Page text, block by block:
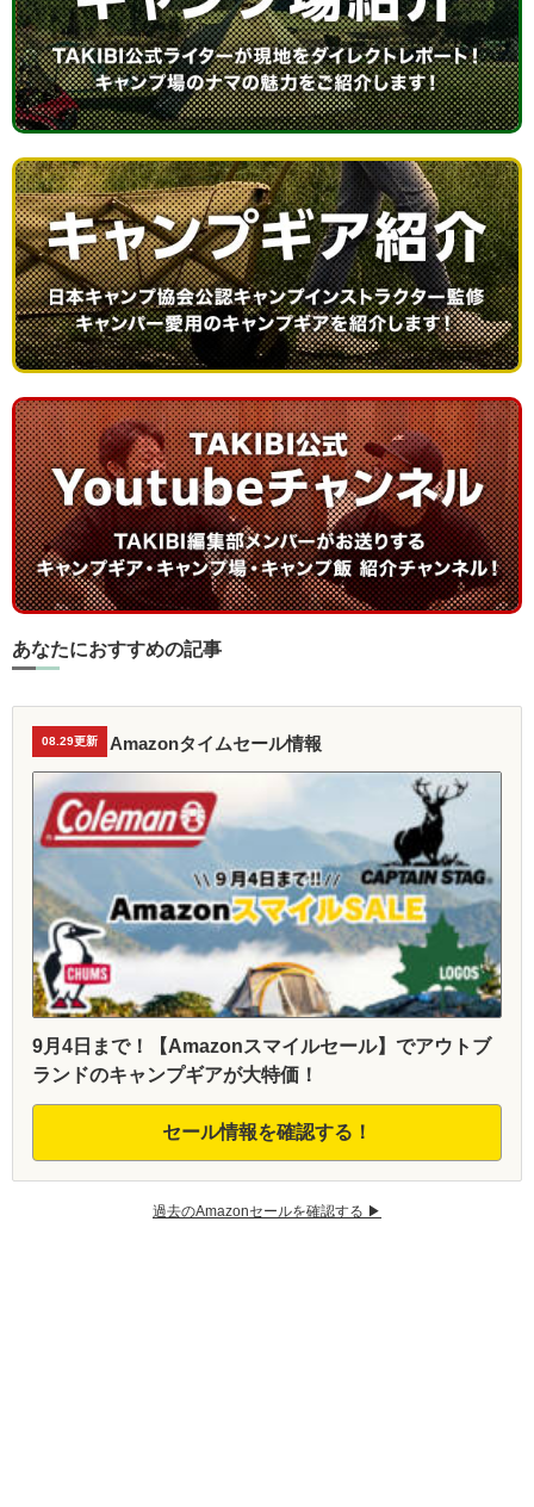
あなたにおすすめの記事
08.29更新 Amazonタイムセール情報
9月4日まで！【Amazonスマイルセール】でアウトブ
ランドのキャンプギアが大特価！
セール情報を確認する！
過去のAmazonセールを確認する ▶︎